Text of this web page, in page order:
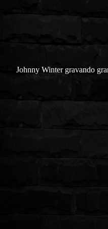
Johnny Winter gravando